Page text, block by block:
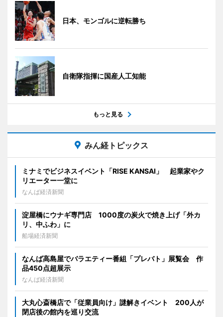
日本、モンゴルに逆転勝ち
自衛隊指揮に国産人工知能
もっと見る
みん経トピックス
ミナミでビジネスイベント「RISE KANSAI」 起業家やク
リエーター一堂に
なんば経済新聞
淀屋橋にウナギ専門店 1000度の炭火で焼き上げ「外カ
リ、中ふわ」に
船場経済新聞
なんば高島屋でバラエティー番組「プレバト」展覧会 作
品450点超展示
なんば経済新聞
大丸心斎橋店で「従業員向け」謎解きイベント 200人が
閉店後の館内を巡り交流